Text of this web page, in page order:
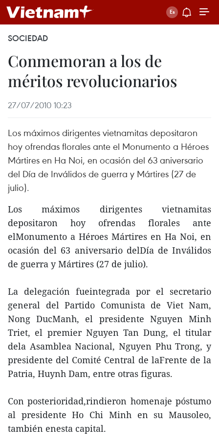
SOCIEDAD
Conmemoran a los de
méritos revolucionarios
27/07/2010 10:23
Los máximos dirigentes vietnamitas depositaron
hoy ofrendas florales ante el Monumento a Héroes
Mártires en Ha Noi, en ocasión del 63 aniversario
del Día de Inválidos de guerra y Mártires (27 de
julio).
Los máximos dirigentes vietnamitas
depositaron hoy ofrendas florales ante
elMonumento a Héroes Mártires en Ha Noi, en
ocasión del 63 aniversario delDía de Inválidos
de guerra y Mártires (27 de julio).
La delegación fueintegrada por el secretario
general del Partido Comunista de Viet Nam,
Nong DucManh, el presidente Nguyen Minh
Triet, el premier Nguyen Tan Dung, el titular
dela Asamblea Nacional, Nguyen Phu Trong, y
presidente del Comité Central de laFrente de la
Patria, Huynh Dam, entre otras figuras.
Con posterioridad,rindieron homenaje póstumo
al presidente Ho Chi Minh en su Mausoleo,
también enesta capital.